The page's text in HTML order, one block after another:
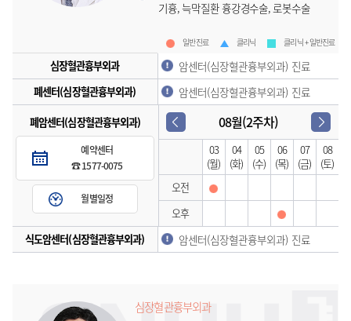
기흉, 늑막질환 흉강경수술, 로봇수술
일반진료 클리닉 클리닉 + 일반진료
심장혈관흉부외과 암센터(심장혈관흉부외과) 진료
폐센터(심장혈관흉부외과) 암센터(심장혈관흉부외과) 진료
폐암센터(심장혈관흉부외과)
예약센터
☎ 1577-0075
월별일정
08월(2주차)
03
(월)
04
(화)
05
(수)
06
(목)
07
(금)
08
(토)
오전
오후
식도암센터(심장혈관흉부외과)
암센터(심장혈관흉부외과) 진료
심장혈관흉부외과